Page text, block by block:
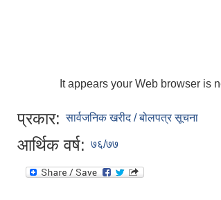
It appears your Web browser is
प्रकार: सार्वजनिक खरीद / बोलपत्र सूचना
आर्थिक वर्ष: ७६/७७